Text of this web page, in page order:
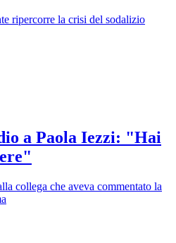
ripercorre la crisi del sodalizio
a Paola Iezzi: "Hai
collega che aveva commentato la